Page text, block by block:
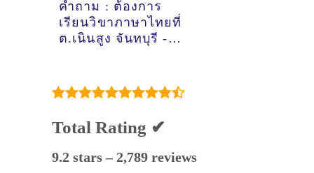
คำถาม : ต้องการ
เรียนวิขาภาษาไทยที่
ต.เนินสูง จันทบุรี - ดู
Total Rating ✔
9.2 stars – 2,789 reviews